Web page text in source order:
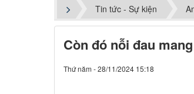
Tin tức - Sự kiện
Còn đó nỗi đau
Thứ năm - 28/11/2024 15:18